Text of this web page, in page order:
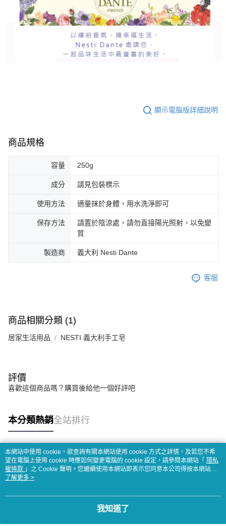
顯示電腦版詳細說明
商品規格
容量 250g
成分 請見包裝標示
使用方法 適量抹於身體，用水洗淨即可
保存方法
請置於陰涼處，請勿直接陽光照射，以免變
質
製造商 義大利 Nesti Dante
客服
商品相關分類 (1)
居家生活用品 NESTI 義大利手工皂
評價
喜歡這個商品嗎？購買後給他一個好評吧
本分類熱銷全站排行
熱門標籤
本網站中使用 cookie，欲查詢有關本網站使用 cookie 方式之詳情，及若您不希
望在電腦上使用 cookie 時應如何變更電腦的 cookie 設定，請參閱本網站「 隱私
權條款 」之 Cookie 聲明。您繼續使用本網站即表示您同意本公司得按本網站使
用條款之 Cookie 聲明使用 cookie。
了解更多 >
我知道了